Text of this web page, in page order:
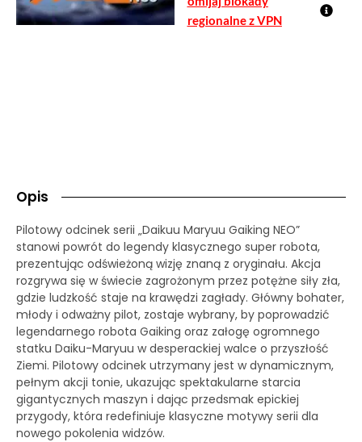
regionalne z VPN
Opis
Pilotowy odcinek serii „Daikuu Maryuu Gaiking NEO”
stanowi powrót do legendy klasycznego super robota,
prezentując odświeżoną wizję znaną z oryginału. Akcja
rozgrywa się w świecie zagrożonym przez potężne siły zła,
gdzie ludzkość staje na krawędzi zagłady. Główny bohater,
młody i odważny pilot, zostaje wybrany, by poprowadzić
legendarnego robota Gaiking oraz załogę ogromnego
statku Daiku-Maryuu w desperackiej walce o przyszłość
Ziemi. Pilotowy odcinek utrzymany jest w dynamicznym,
pełnym akcji tonie, ukazując spektakularne starcia
gigantycznych maszyn i dając przedsmak epickiej
przygody, która redefiniuje klasyczne motywy serii dla
nowego pokolenia widzów.